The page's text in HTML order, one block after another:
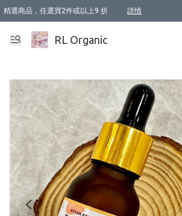
精選商品，任選買2件或以上9 折 詳情
XI周年優惠【新品自由選2件88折/3件85折】
XI周年優惠【Chakra 脈輪平衡自由選2件9折/3件85折/5
Florame 肌底自由選 2支9折 3支85折
XI周年優惠【蟲蟲退散 · 防衛結界﹞系列2件9折】
Sunki 任選2件95折
BIOFFICINA TOSCANA 任選2支9折 3支85折
Lamav 任選1件9折 2件85折
Mukti Organics 指定產品任選1件9折, 2件88折 3件85折
Intelligent Nutrients Skincare 任選2件9折
deodorant 任選2件88折
化妝品 任選2件95折
XI周年優惠【身心靈單品 任選2件9折/3件85折/5件8折】
XI周年優惠 【精油/香水 任選2件9折/3件85折/5件8折】
XI周年優惠【「關節到肌膚」全效養護 BODY OIL 組2
XI周年優惠【夏日有機物理防曬套裝2件88折】
XI周年優惠【夏日潔面隨意選2件88折/3件85折】
XI周年優惠【逆齡奇蹟抗氧 11 自由選2件88折/3件85折
新會員首次購物即享全單 95 折優惠！
成為VIP / VVIP 可享有生日月現金扣減獎賞優惠 !! 記得
選用順豐速運，滿$500 免運費
本地速遞 京東 送住宅/ 工商地址 $400 免運費
澳門訂單選用順豐速運，滿$800 免運費
RL Organic